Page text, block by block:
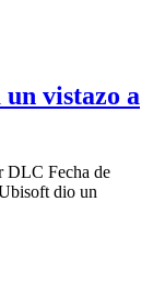
vistazo a
DLC Fecha de
dio un